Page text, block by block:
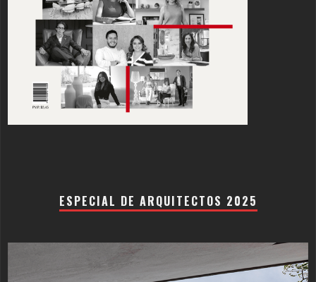
ESPECIAL DE ARQUITECTOS 2025